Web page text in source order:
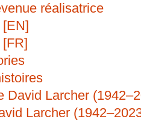
réalisatrice
David Larcher
Larcher